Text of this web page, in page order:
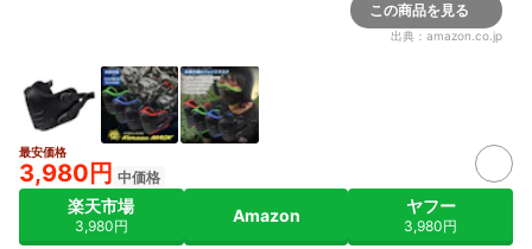
この商品を見る
出典： amazon.co.jp
最安価格
3,980円 中価格
楽天市場
3,980円
Amazon ヤフー
3,980円